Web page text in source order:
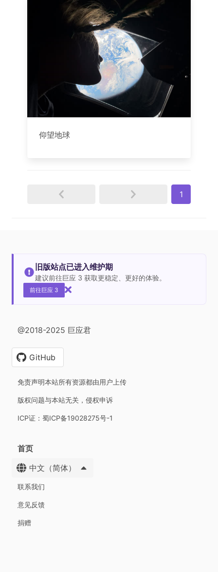
仰望地球
1
旧版站点已进入维护期
建议前往巨应 3 获取更稳定、更好的体验。
前往巨应 3
@2018-2025 巨应君
GitHub
免责声明本站所有资源都由用户上传
版权问题与本站无关，侵权申诉
ICP证：蜀ICP备19028275号-1
首页
中文（简体）
联系我们
意见反馈
捐赠